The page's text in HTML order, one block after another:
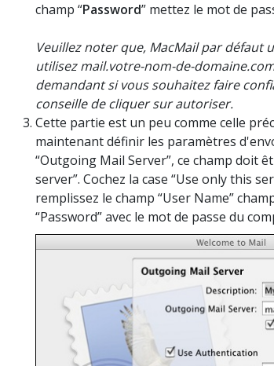
champ “Password” mettez le mot de
Veuillez noter que, MacMail par défaut
utilisez mail.votre-nom-de-
demandant si vous souhaitez faire
conseille decliquer sur autoriser.
Cette partie est un peu comme celle
maintenant définir les paramètres
“Outgoing Mail Server”, ce champ doit
server”. Cochez la case “Use only this
remplissez le champ “User Name”
“Password” avec le mot de passe du